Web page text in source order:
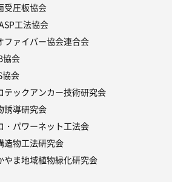
受圧板協会
工法協会
ファイバー協会連合会
協会
協会
テックアンカー技術研究会
誘導研究会
・パワーネット工法会
造物工法研究会
やま地域植物緑化研究会